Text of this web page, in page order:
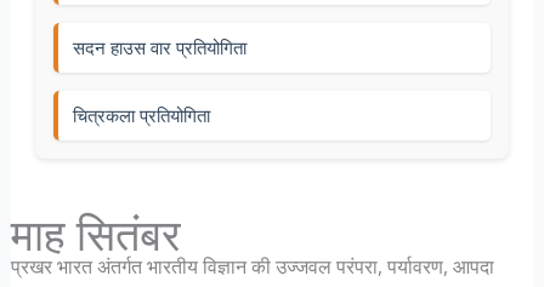
सदन हाउस वार प्रतियोगिता
चित्रकला प्रतियोगिता
माह सितंबर
प्रखर भारत अंतर्गत भारतीय विज्ञान की उज्जवल परंपरा, पर्यावरण, आपदा